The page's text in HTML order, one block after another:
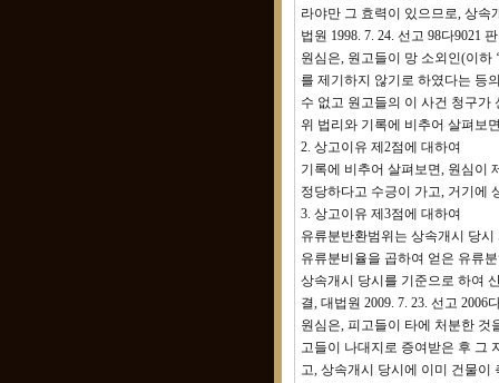
라야만 그 효력이 있으므로, 상속
법원 1998. 7. 24. 선고 98다9021
원심은, 원고들이 망 소외인(이하
를 제기하지 않기로 하였다는 등
수 없고 원고들의 이 사건 청구가
위 법리와 기록에 비추어 살펴보
2. 상고이유 제2점에 대하여
기록에 비추어 살펴보면, 원심이
정당하다고 수긍이 가고, 거기에
3. 상고이유 제3점에 대하여
유류분반환범위는 상속개시 당
유류분비율을 곱하여 얻은 유류
상속개시 당시를 기준으로 하여
결, 대법원 2009. 7. 23. 선고 2006
원심은, 피고들이 타에 처분한
고들이 나대지로 증여받은 후 그
고, 상속개시 당시에 이미 건물이